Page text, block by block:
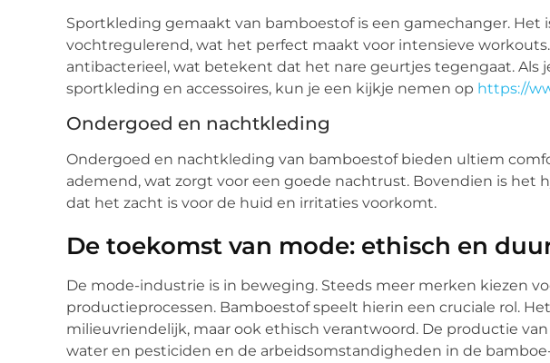
Sportkleding gemaakt van bamboestof is een gamechanger. Het
vochtregulerend, wat het perfect maakt voor intensieve
antibacterieel, wat betekent dat het nare geurtjes tegengaat. Als
sportkleding en accessoires, kun je een kijkje nemen op https://
Ondergoed en nachtkleding
Ondergoed en nachtkleding van bamboestof bieden ultiem
ademend, wat zorgt voor een goede nachtrust. Bovendien is het
dat het zacht is voor de huid en irritaties voorkomt.
De toekomst van mode: ethisch en
De mode-industrie is in beweging. Steeds meer merken kiezen
productieprocessen. Bamboestof speelt hierin een cruciale rol.
milieuvriendelijk, maar ook ethisch verantwoord. De productie
water en pesticiden en de arbeidsomstandigheden in de